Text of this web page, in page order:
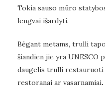
Tokia sauso mūro
lengvai išardyti.
Bėgant metams, trulli
šiandien jie yra UNESCO
daugelis trulli restauruoti
restoranai ar vasarnamiai.